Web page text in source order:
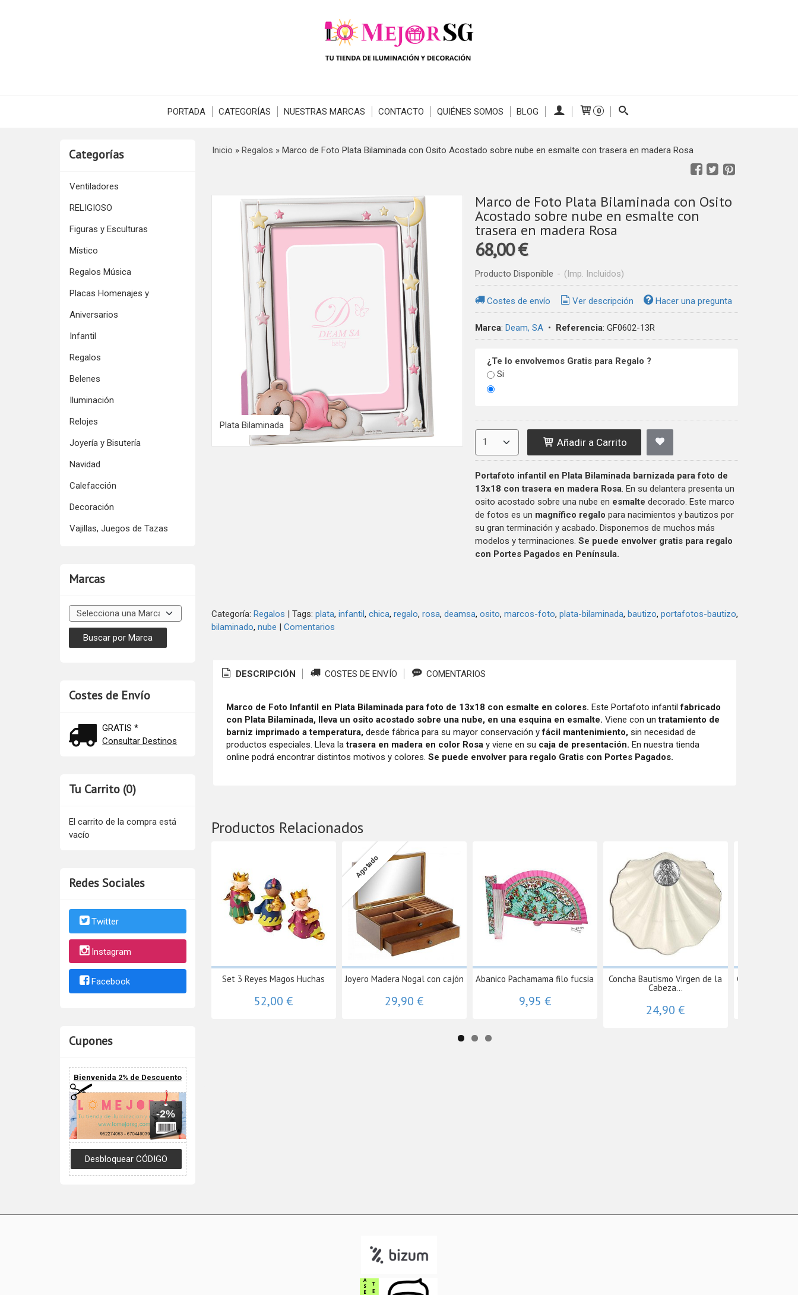
PORTADA CATEGORÍAS NUESTRAS MARCAS CONTACTO QUIÉNES SOMOS BLOG 0
Categorías
Ventiladores
RELIGIOSO
Figuras y Esculturas
Místico
Regalos Música
Placas Homenajes y
Aniversarios
Infantil
Regalos
Belenes
Iluminación
Relojes
Joyería y Bisutería
Navidad
Calefacción
Decoración
Vajillas, Juegos de Tazas
Marcas
Costes de Envío
GRATIS *
Consultar Destinos
Tu Carrito (0)
El carrito de la compra está
vacío
Redes Sociales
Twitter
Instagram
Facebook
Cupones
Bienvenida 2% de Descuento
-2%
Inicio » Regalos » Marco de Foto Plata Bilaminada con Osito Acostado sobre nube en esmalte con trasera en madera Rosa
Plata Bilaminada
Marco de Foto Plata Bilaminada con Osito
Acostado sobre nube en esmalte con
trasera en madera Rosa
68,00 €
Producto Disponible - (Imp. Incluidos)
Costes de envío Ver descripción Hacer una pregunta
Marca: Deam, SA• Referencia: GF0602-13R
¿Te lo envolvemos Gratis para Regalo ?
Si
Añadir a Carrito
Portafoto infantil en Plata Bilaminada barnizada para foto de
13x18 con trasera en madera Rosa. En su delantera presenta un
osito acostado sobre una nube en esmalte decorado. Este marco
de fotos es un magnífico regalo para nacimientos y bautizos por
su gran terminación y acabado. Disponemos de muchos más
modelos y terminaciones. Se puede envolver gratis para regalo
con Portes Pagados en Península.
Categoría: Regalos | Tags: plata infantil chica regalo rosa deamsa osito marcos-foto plata-bilaminada bautizo portafotos-bautizo
bilaminado nube | Comentarios
DESCRIPCIÓN COSTES DE ENVÍO COMENTARIOS
Marco de Foto Infantil en Plata Bilaminada para foto de 13x18 con esmalte en colores.Este Portafoto infantil fabricado
con Plata Bilaminada, lleva un osito acostado sobre una nube, en una esquina en esmalte.Viene con untratamiento de
barniz imprimado a temperatura,desde fábrica para su mayor conservación yfácil mantenimiento,sin necesidad de
productos especiales. Lleva la trasera en madera en color Rosay viene en su caja de presentación.En nuestra tienda
online podrá encontrar distintos motivos y colores. Se puede envolver para regalo Gratis con Portes Pagados.
Productos Relacionados
Set 3 Reyes Magos Huchas
52,00 €
Agotado
Joyero Madera Nogal con cajón
29,90 €
Abanico Pachamama filo fucsia
9,95 €
Concha Bautismo Virgen de la
Cabeza...
24,90 €
Cepillo de Pelo